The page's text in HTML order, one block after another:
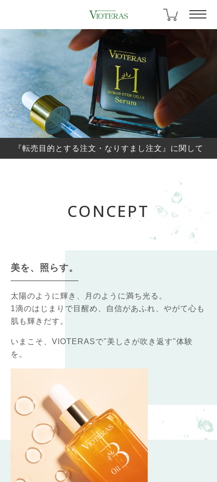
『転売目的とする注文・なりすまし注文』に関して
CONCEPT
美を、照らす。
太陽のように輝き、月のように満ち光る。
1滴のはじまりで目醒め、自信があふれ、やがて心も
肌も輝きだす。
いまこそ、VIOTERASで"美しさが吹き返す"体験
を。